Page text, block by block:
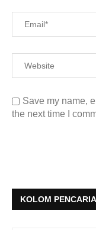
Save my name,
the next time I
KOLOM